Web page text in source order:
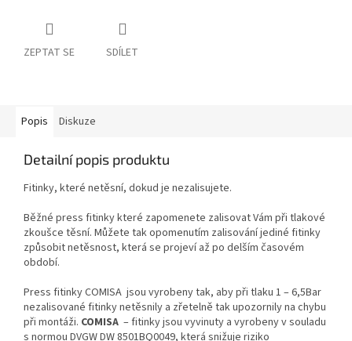
ZEPTAT SE SDÍLET
Popis Diskuze
Detailní popis produktu
Fitinky, které netěsní, dokud je nezalisujete.
Běžné press fitinky které zapomenete zalisovat Vám při tlakové
zkoušce těsní. Můžete tak opomenutím zalisování jediné fitinky
způsobit netěsnost, která se projeví až po delším časovém
období.
Press fitinky COMISA jsou vyrobeny tak, aby při tlaku 1 – 6,5Bar
nezalisované fitinky netěsnily a zřetelně tak upozornily na chybu
při montáži. COMISA – fitinky jsou vyvinuty a vyrobeny v souladu
s normou DVGW DW 8501BQ0049, která snižuje riziko